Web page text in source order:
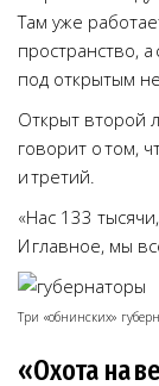
Там уже
пространство,
под открытым
Открыт второй
говорит о том,
и третий.
«Нас 133
И главное, мы
Три «обнинских»
«Охота на